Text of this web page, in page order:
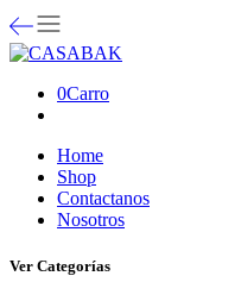
0Carro
Home
Shop
Contactanos
Nosotros
Ver Categorías